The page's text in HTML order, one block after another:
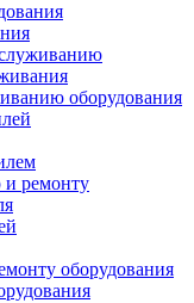
оборудования
и ремонту
оборудования